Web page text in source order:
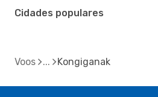
Cidades populares
Voos Kongiganak